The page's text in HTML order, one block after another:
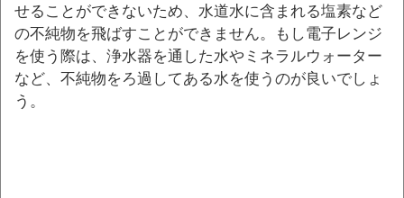
せることができないため、水道水に含まれる塩素など
の不純物を飛ばすことができません。もし電子レンジ
を使う際は、浄水器を通した水やミネラルウォーター
など、不純物をろ過してある水を使うのが良いでしょ
う。